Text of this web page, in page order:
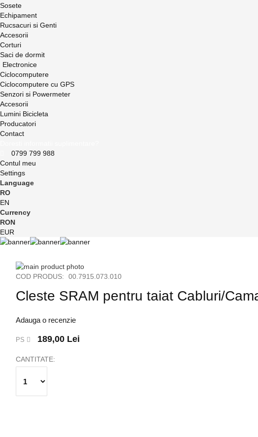
Sosete
Echipament
Rucsacuri si Genti
Accesorii
Corturi
Saci de dormit
Electronice
Ciclocomputere
Ciclocomputere cu GPS
Senzori si Powermeter
Accesorii
Lumini Bicicleta
Producatori
Contact
0799 799 988
Contul meu
Settings
Language
RO
EN
Currency
RON
EUR
Skip
to
end
images
Skip
the
the
COD PRODUS: 00.7915.073.010
Cleste SRAM pentru taiat Cabluri/
Adauga o recenzie
PS 189,00 Lei
CANTITATE: